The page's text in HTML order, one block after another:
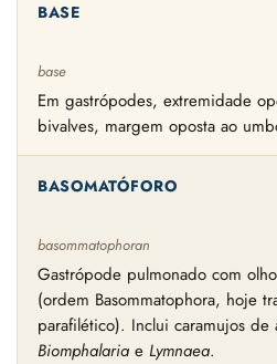
BASE
base
Em gastrópodes, extremidade
bivalves, margem oposta ao
BASOMATÓFORO
basommatophoran
Gastrópode pulmonado com
(ordem Basommatophora, hoje
parafilético). Inclui caramujos de
Biomphalaria e Lymnaea.